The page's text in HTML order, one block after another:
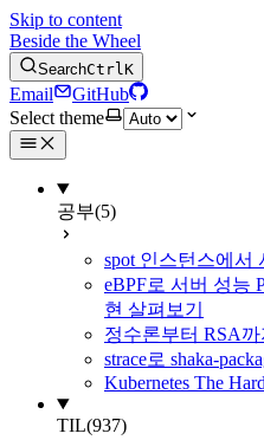
Skip to content
Beside the Wheel
SearchCtrlK
Email
GitHub
Select theme
공부(5)
spot 인스턴스에서
eBPF로 서버 성능
현 살펴보기
정수론부터 RSA까
strace로 shaka-
Kubernetes The
TIL(937)